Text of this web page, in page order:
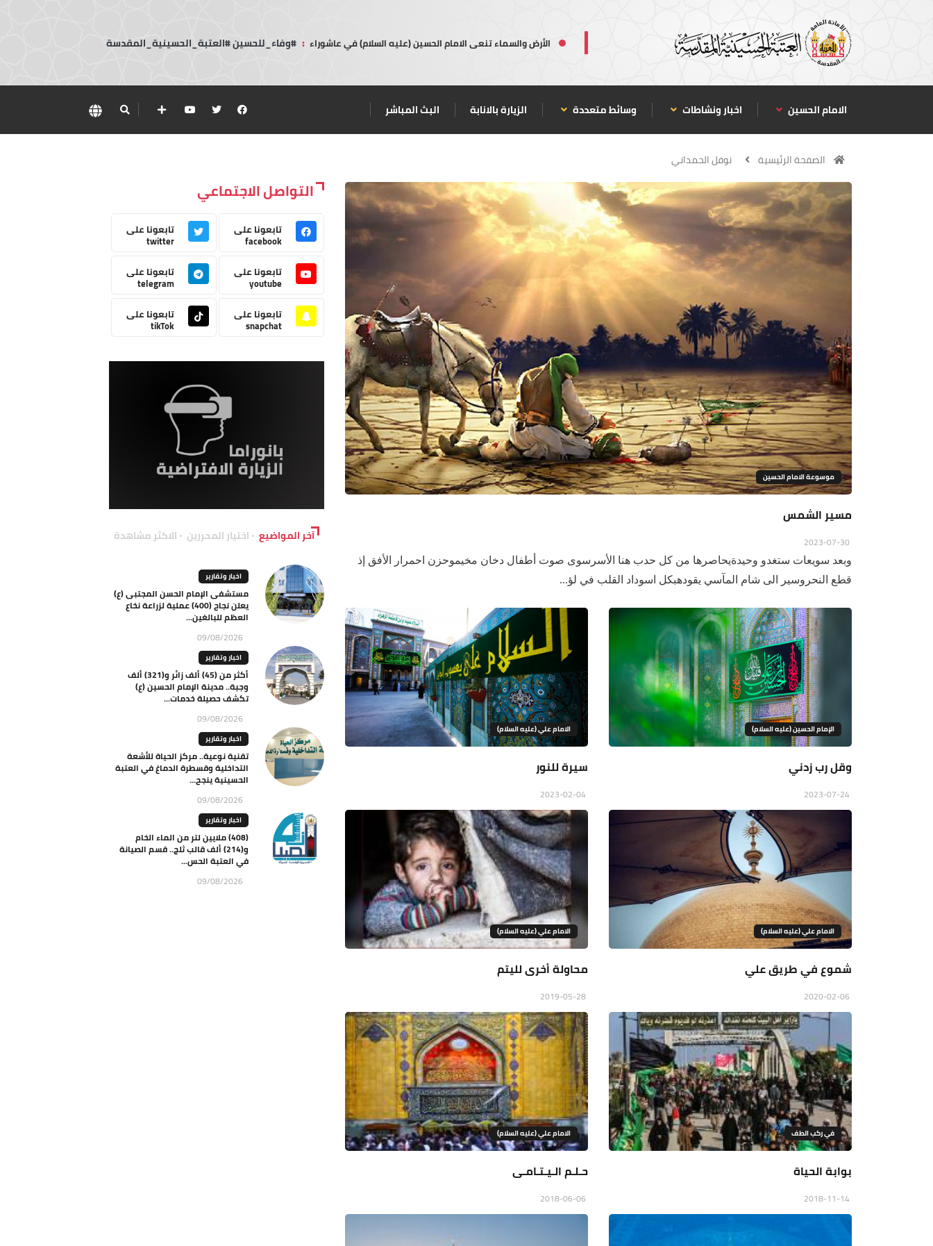
الأرض والسماء تنعى الامام الحسين (عليه السلام) في عاشوراء : #وفاء_للحسين #العتبة_الحسينية_المقدسة
الامام الحسين اخبار ونشاطات وسائط متعددة الزيارة بالانابة البث المباشر
الصفحة الرئيسية نوفل الحمداني
موسوعة الامام الحسين
مسير الشمس
وبعد سويعات ستغدو وحيدةيحاصرها من كل حدب هنا الأسرسوى صوت أطفال دخان مخيموحزن احمرار الأفق إذ
قطع النحروسير الى شام المآسي يقودهبكل اسوداد القلب في لؤ...
الإمام الحسين (عليه السلام)
وقل رب زدني
الامام علي (عليه السلام)
سيرة للنور
الامام علي (عليه السلام)
شموع في طريق علي
الامام علي (عليه السلام)
محاولة أخرى لليتم
في ركب الطف
بوابة الحياة
الامام علي (عليه السلام)
حـلـم الـيـتـامـى
التواصل الاجتماعي
تابعونا على
facebook
تابعونا على
twitter
تابعونا على
youtube
تابعونا على
telegram
تابعونا على
snapchat
تابعونا على
tikTok
آخر المواضيع اختيار المحررين الاكثر مشاهدة
اخبار وتقارير
مستشفى الإمام الحسن المجتبى (ع)
يعلن نجاح (400) عملية لزراعة نخاع
العظم للبالغين...
09/08/2026
اخبار وتقارير
أكثر من (45) ألف زائر و(321) ألف
وجبة.. مدينة الإمام الحسين (ع)
تكشف حصيلة خدمات...
09/08/2026
اخبار وتقارير
تقنية نوعية.. مركز الحياة للأشعة
التداخلية وقسطرة الدماغ في العتبة
الحسينية ينجح...
09/08/2026
اخبار وتقارير
(408) ملايين لتر من الماء الخام
و(214) ألف قالب ثلج.. قسم الصيانة
في العتبة الحس...
09/08/2026